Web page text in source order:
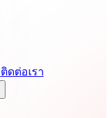
ติดต่อเรา